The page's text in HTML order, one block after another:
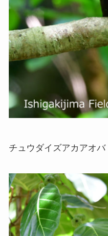
チュウダイズアカアオバ